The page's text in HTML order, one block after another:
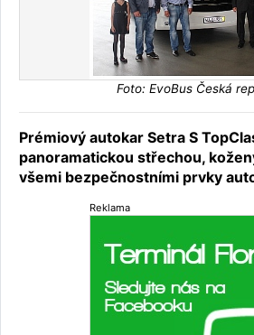
Foto: EvoBus Česká
Prémiový autokar Setra S
panoramatickou střechou,
všemi bezpečnostními prvky
Reklama